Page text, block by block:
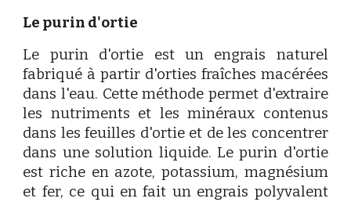
Le purin d'ortie
Le purin d'ortie est un engrais naturel
fabriqué à partir d'orties fraîches macérées
dans l'eau. Cette méthode permet d'extraire
les nutriments et les minéraux contenus
dans les feuilles d'ortie et de les concentrer
dans une solution liquide. Le purin d'ortie
est riche en azote, potassium, magnésium
et fer, ce qui en fait un engrais polyvalent